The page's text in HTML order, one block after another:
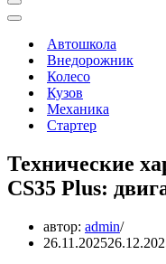
Меню
навигации
Меню
навигацииАвтошкола
Внедорожник
Колесо
Кузов
Механика
Стартер
Технические
CS35 Plus:
автор: admin
26.11.2025